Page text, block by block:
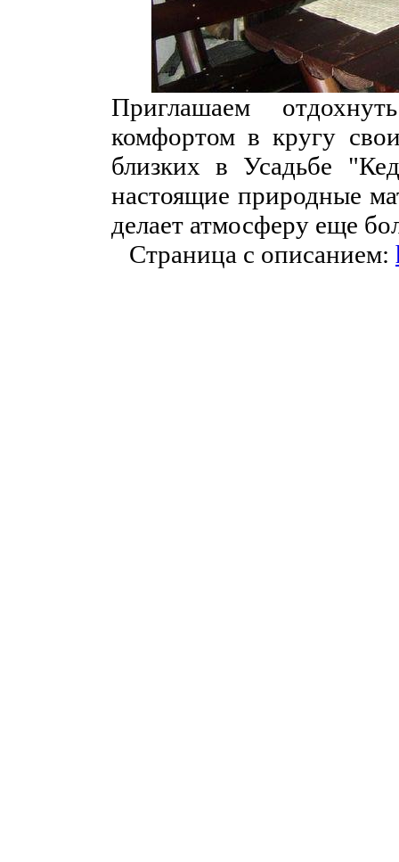
Приглашаем
комфортом в кругу
близких в Усадьбе
настоящие природные
делает атмосферу еще
Страница с описанием: